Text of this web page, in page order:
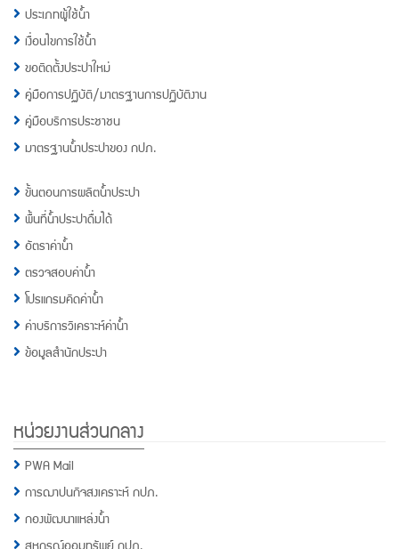
ประเภทผู้ใช้น้ำ
เงื่อนไขการใช้น้ำ
ขอติดตั้งประปาใหม่
คู่มือการปฏิบัติ/มาตรฐานการปฏิบัติงาน
คู่มือบริการประชาชน
มาตรฐานน้ำประปาของ กปภ.
ขั้นตอนการผลิตน้ำประปา
พื้นที่น้ำประปาดื่มได้
อัตราค่าน้ำ
ตรวจสอบค่าน้ำ
โปรแกรมคิดค่าน้ำ
ค่าบริการวิเคราะห์ค่าน้ำ
ข้อมูลสำนักประปา
หน่วยงานส่วนกลาง
PWA Mail
การฌาปนกิจสงเคราะห์ กปภ.
กองพัฒนาแหล่งน้ำ